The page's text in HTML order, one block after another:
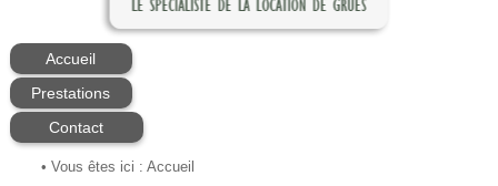
Accueil
Prestations
Contact
• Vous êtes ici : Accueil